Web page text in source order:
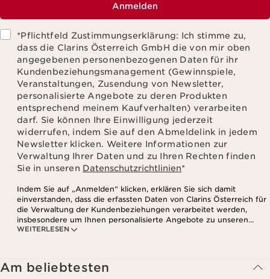
Anmelden
*Pflichtfeld Zustimmungserklärung: Ich stimme zu,
dass die Clarins Österreich GmbH die von mir oben
angegebenen personenbezogenen Daten für ihr
Kundenbeziehungsmanagement (Gewinnspiele,
Veranstaltungen, Zusendung von Newsletter,
personalisierte Angebote zu deren Produkten
entsprechend meinem Kaufverhalten) verarbeiten
darf. Sie können Ihre Einwilligung jederzeit
widerrufen, indem Sie auf den Abmeldelink in jedem
Newsletter klicken. Weitere Informationen zur
Verwaltung Ihrer Daten und zu Ihren Rechten finden
Sie in unseren Datenschutzrichtlinien*
WEITERLESEN
Indem Sie auf „Anmelden“ klicken, erklären Sie sich damit
einverstanden, dass die erfassten Daten von Clarins Österreich für
die Verwaltung der Kundenbeziehungen verarbeitet werden,
insbesondere um Ihnen personalisierte Angebote zu unseren
Produkten und Dienstleistungen entsprechend Ihrem
Websites Dritter, sowie für analytische Zwecke.
Am beliebtesten